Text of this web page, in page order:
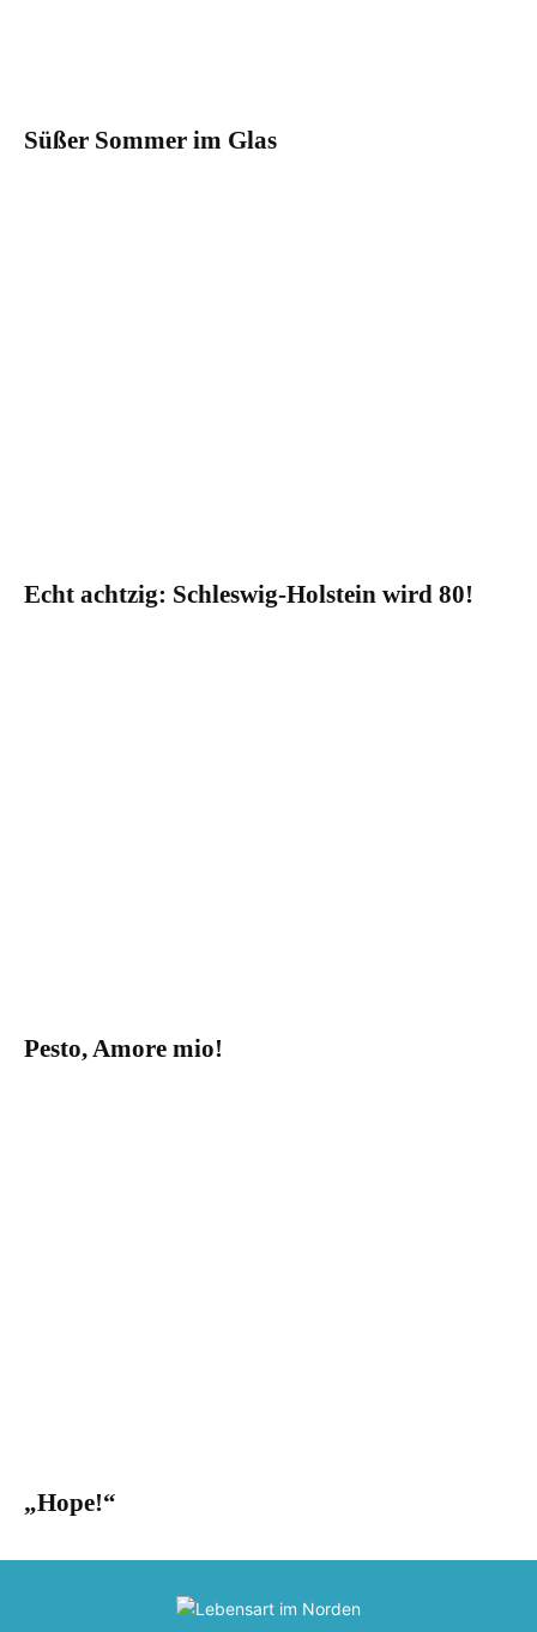
Süßer Sommer im Glas
Echt achtzig: Schleswig-Holstein wird 80!
Pesto, Amore mio!
„Hope!“